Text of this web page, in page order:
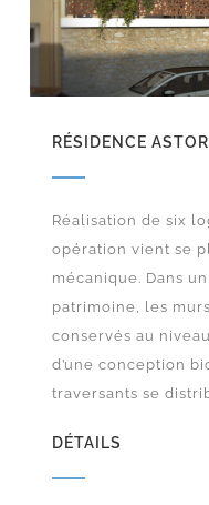
RÉSIDENCE
Réalisation de six
opération vient se
mécanique. Dans
patrimoine, les
conservés au
d’une conception
traversants se
DÉTAILS